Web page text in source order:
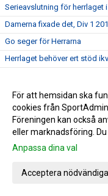
Serieavslutning för herrlaget i
Damerna fixade det, Div 1
Go seger för Herrarna
Herrlaget behöver ert stöd
0-3 förlust i JDM
Hertzöga - Ölme lördag 13.00
Herr U säkrade seriesegern
Adolfsberg - Hertzöga 1-3
Daves grabbar åker till
JDM-final för våra tjejer
För att hemsidan ska
cookies från
Föreningen kan också
eller marknadsföring.
Anpassa dina val
Acceptera nödvändiga